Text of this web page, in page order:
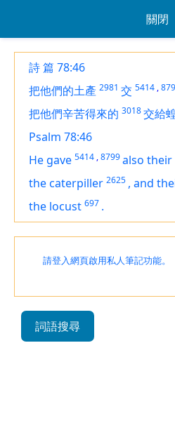
關閉
詩 篇 78:46
把他們的土產 2981 交 5414 ,
把他們辛苦得來的 3018交給
Psalm 78:46
He gave 5414 ,8799also their
the caterpiller 2625 , and
the locust 697 .
請登入網頁啟用私人筆記功能。
詞語搜尋